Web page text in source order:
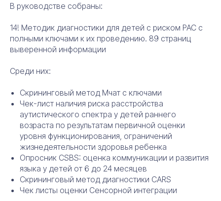
В руководстве собраны:
14! Методик диагностики для детей с риском РАС с
полными ключами к их проведению. 89 страниц
выверенной информации
Среди них:
Скрининговый метод Мчат с ключами
Чек-лист наличия риска расстройства
аутистического спектра у детей раннего
возраста по результатам первичной оценки
уровня функционирования, ограничений
жизнедеятельности здоровья ребенка
Опросник СSBS: оценка коммуникации и развития
языка у детей от 6 до 24 месяцев
Скрининговый метод диагностики CARS
Чек листы оценки Сенсорной интеграции